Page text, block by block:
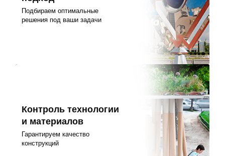
Подбираем оптимальные
решения под ваши задачи
Контроль технологии
и материалов
Гарантируем качество
конструкций